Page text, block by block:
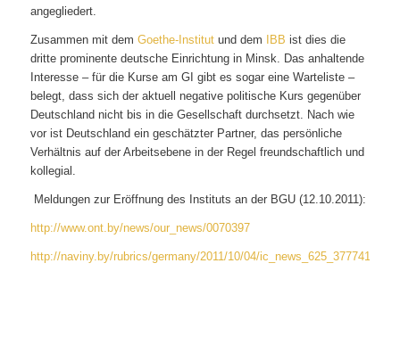
angegliedert.
Zusammen mit dem Goethe-Institutund dem IBB ist dies die
dritte prominente deutsche Einrichtung in Minsk. Das anhaltende
Interesse – für die Kurse am GI gibt es sogar eine Warteliste –
belegt, dass sich der aktuell negative politische Kurs gegenüber
Deutschland nicht bis in die Gesellschaft durchsetzt. Nach wie
vor ist Deutschland ein geschätzter Partner, das persönliche
Verhältnis auf der Arbeitsebene in der Regel freundschaftlich und
kollegial.
Meldungen zur Eröffnung des Instituts an der BGU (12.10.2011):
http://www.ont.by/news/our_news/0070397
http://naviny.by/rubrics/germany/2011/10/04/ic_news_625_377741/